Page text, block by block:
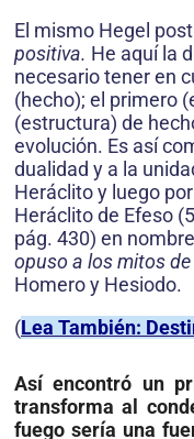
El mismo Hegel
positiva. He aquí la
necesario tener en
(hecho); el primero
(estruc­tura) de
evolución. Es así
dualidad y a la
He­ráclito y luego
Heráclito de Efeso
pág. 430) en
opuso a los mitos
Homero y Hesiodo.
(Lea También:
Así encontró un
trans­forma al
fuego sería una